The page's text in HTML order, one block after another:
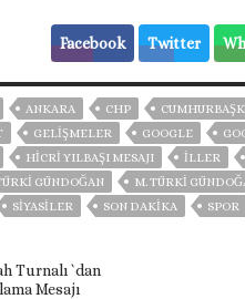
Facebook Twitter
ANKARA CHP
GELIŞMELER GOOGLE
HICRI YILBAŞI MESAJI İLLER
GÜNDOĞAN M. TÜRKI
SİYASİLER SON DAKIKA SPOR
Turnalı `dan
Mesajı